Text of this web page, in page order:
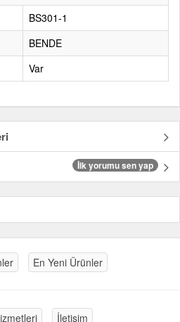
BS301-1
BENDE
Var
İlk yorumu sen yap
En Yeni Ürünler
İletişim